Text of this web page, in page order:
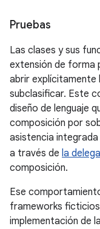
Pruebas
Las clases y sus
extensión de forma
abrir explícitamente
subclasificar. Este
diseño de lenguaje
composición por
asistencia
a través de la
composición.
Ese
frameworks
implementación de